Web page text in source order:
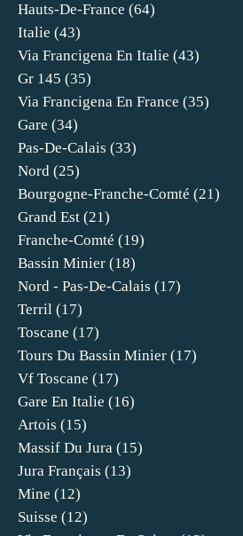
Hauts-De-France (64)
Italie (43)
Via Francigena En Italie (43)
Gr 145 (35)
Via Francigena En France (35)
Gare (34)
Pas-De-Calais (33)
Nord (25)
Bourgogne-Franche-Comté (21)
Grand Est (21)
Franche-Comté (19)
Bassin Minier (18)
Nord - Pas-De-Calais (17)
Terril (17)
Toscane (17)
Tours Du Bassin Minier (17)
Vf Toscane (17)
Gare En Italie (16)
Artois (15)
Massif Du Jura (15)
Jura Français (13)
Mine (12)
Suisse (12)